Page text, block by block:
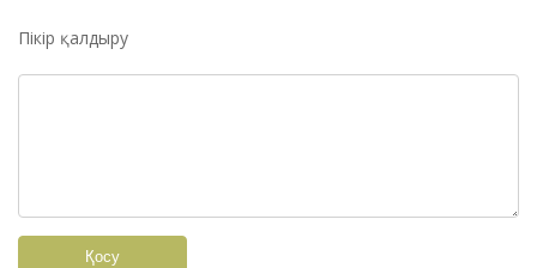
Пікір қалдыру
Қосу